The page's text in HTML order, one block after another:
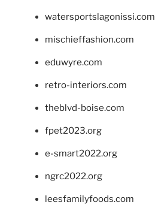
watersportslagonissi.com
mischieffashion.com
eduwyre.com
retro-interiors.com
theblvd-boise.com
fpet2023.org
e-smart2022.org
ngrc2022.org
leesfamilyfoods.com